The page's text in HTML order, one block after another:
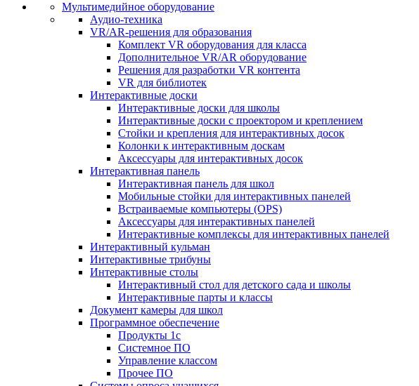
Мультимедийное оборудование
Аудио-техника
VR/AR-решения для образования
Комплект VR оборудования для класса
Дополнительное VR/AR оборудование
Решения для разработки VR контента
VR для библиотек
Интерактивные доски
Интерактивные доски для школы
Интерактивные доски с проектором и креплением
Стойки и крепления для интерактивных досок
Колонки к интерактивным доскам
Аксессуары для интерактивных досок
Интерактивная панель
Интерактивная панель для школ
Мобильные стойки для интерактивных панелей
Встраиваемые компьютеры (OPS)
Аксессуары для интерактивных панелей
Интерактивные комплексы для интерактивных панелей
Интерактивный кульман
Интерактивные трибуны
Интерактивные столы
Интерактивный стол для детского сада и школы
Интерактивные парты и классы
Документ камеры для школ
Программное обеспечение
Продукты 1с
Системное ПО
Управление классом
Прочее ПО